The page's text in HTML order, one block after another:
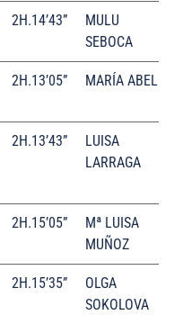
2H.14’43”
MULU
SEBOCA
2H.13’05” MARÍA ABEL
2H.13’43”
LUISA
LARRAGA
2H.15’05”
Mª LUISA
MUÑOZ
2H.15’35”
OLGA
SOKOLOVA